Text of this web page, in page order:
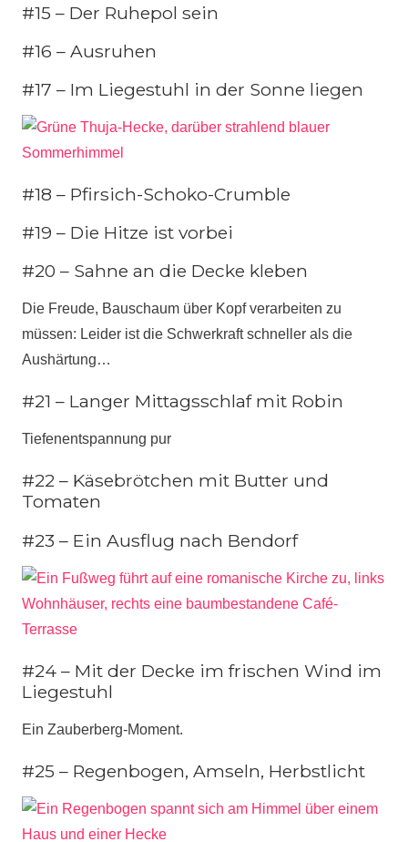
#15 – Der Ruhepol sein
#16 – Ausruhen
#17 – Im Liegestuhl in der Sonne liegen
#18 – Pfirsich-Schoko-Crumble
#19 – Die Hitze ist vorbei
#20 – Sahne an die Decke kleben
Die Freude, Bauschaum über Kopf verarbeiten zu
müssen: Leider ist die Schwerkraft schneller als die
Aushärtung…
#21 – Langer Mittagsschlaf mit Robin
Tiefenentspannung pur
#22 – Käsebrötchen mit Butter und
Tomaten
#23 – Ein Ausflug nach Bendorf
#24 – Mit der Decke im frischen Wind im
Liegestuhl
Ein Zauberberg-Moment.
#25 – Regenbogen, Amseln, Herbstlicht